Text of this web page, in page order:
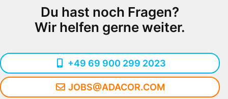
Du hast noch Fragen?
Wir helfen gerne weiter.
+49 69 900 299 2023
JOBS@ADACOR.COM